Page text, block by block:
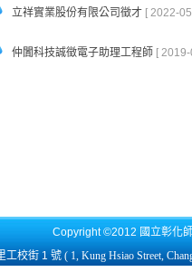
立祥實業股份有限公司徵才 [ 2022-
仲闐科技誠徵電子助理工程師 [
Copyright ©2012 國立彰化
工校街 1 號 ( 1, Kung Hsiao Street,